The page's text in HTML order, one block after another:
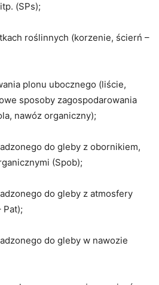
(SPs);
roślinnych (korzenie, ścierń –
plonu ubocznego (liście,
sposoby zagospodarowania
nawóz organiczny);
do gleby z obornikiem,
(Spob);
do gleby z atmosfery
Pat);
do gleby w nawozie